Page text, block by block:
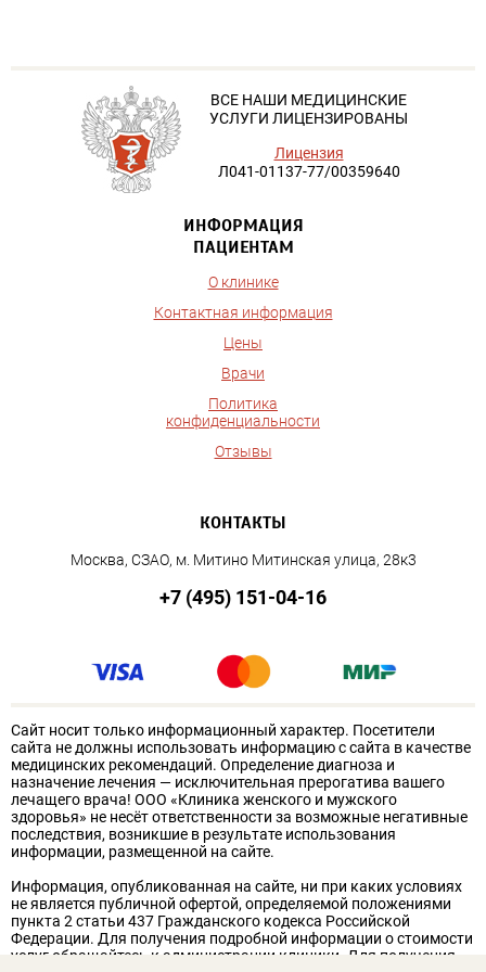
ВСЕ НАШИ МЕДИЦИНСКИЕ
УСЛУГИ ЛИЦЕНЗИРОВАНЫ
Лицензия
Л041-01137-77/00359640
ИНФОРМАЦИЯ
ПАЦИЕНТАМ
О клинике
Контактная информация
Цены
Врачи
Политика
конфиденциальности
Отзывы
КОНТАКТЫ
Москва, СЗАО, м. Митино Митинская улица, 28к3
+7 (495) 151-04-16
Сайт носит только информационный характер. Посетители
сайта не должны использовать информацию с сайта в качестве
медицинских рекомендаций. Определение диагноза и
назначение лечения — исключительная прерогатива вашего
лечащего врача! ООО «Клиника женского и мужского
здоровья» не несёт ответственности за возможные негативные
последствия, возникшие в результате использования
информации, размещенной на сайте.
Информация, опубликованная на сайте, ни при каких условиях
не является публичной офертой, определяемой положениями
пункта 2 статьи 437 Гражданского кодекса Российской
Федерации. Для получения подробной информации о стоимости
услуг обращайтесь к администрации клиники. Для получения